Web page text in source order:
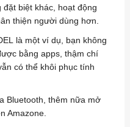
biệt khác, hoạt động
thiện người dùng hơn.
là một ví dụ, bạn không
bằng apps, thậm chí
có thể khôi phục tính
Bluetooth, thêm nữa mở
Amazone.